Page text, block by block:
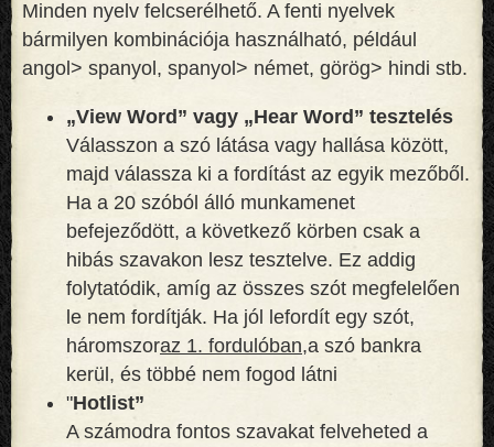
Minden nyelv felcserélhető. A fenti nyelvek
bármilyen kombinációja használható, például
angol> spanyol, spanyol> német, görög> hindi stb.
„View Word” vagy „Hear Word” tesztelés
Válasszon a szó látása vagy hallása között,
majd válassza ki a fordítást az egyik mezőből.
Ha a 20 szóból álló munkamenet
befejeződött, a következő körben csak a
hibás szavakon lesz tesztelve. Ez addig
folytatódik, amíg az összes szót megfelelően
le nem fordítják. Ha jól lefordít egy szót,
háromszoraz 1. fordulóban,a szó bankra
kerül, és többé nem fogod látni
"Hotlist”
A számodra fontos szavakat felveheted a